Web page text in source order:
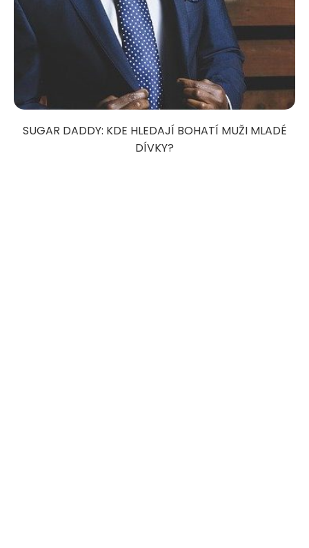
SUGAR DADDY: KDE HLEDAJÍ BOHATÍ MUŽI MLADÉ
DÍVKY?